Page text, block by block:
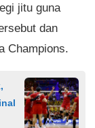
jitu guna
dan
Champions.